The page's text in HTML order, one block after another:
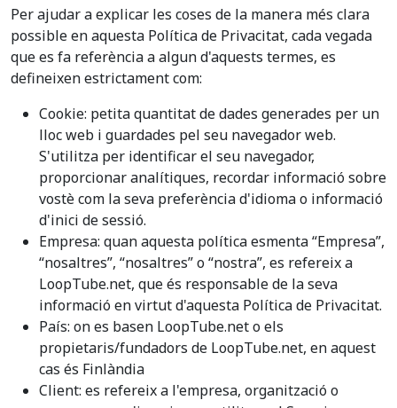
Per ajudar a explicar les coses de la manera més clara
possible en aquesta Política de Privacitat, cada vegada
que es fa referència a algun d'aquests termes, es
defineixen estrictament com:
Cookie: petita quantitat de dades generades per un
lloc web i guardades pel seu navegador web.
S'utilitza per identificar el seu navegador,
proporcionar analítiques, recordar informació sobre
vostè com la seva preferència d'idioma o informació
d'inici de sessió.
Empresa: quan aquesta política esmenta “Empresa”,
“nosaltres”, “nosaltres” o “nostra”, es refereix a
LoopTube.net, que és responsable de la seva
informació en virtut d'aquesta Política de Privacitat.
País: on es basen LoopTube.net o els
propietaris/fundadors de LoopTube.net, en aquest
cas és Finlàndia
Client: es refereix a l'empresa, organització o